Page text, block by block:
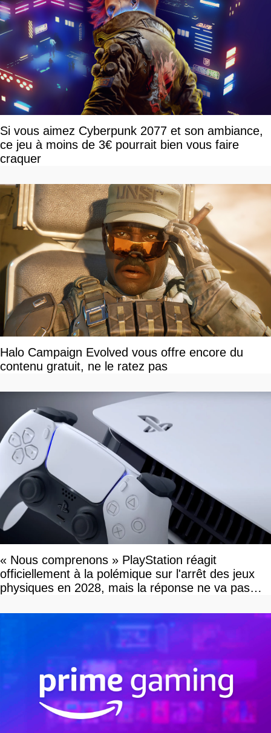
Si vous aimez Cyberpunk 2077 et son ambiance,
ce jeu à moins de 3€ pourrait bien vous faire
craquer
Halo Campaign Evolved vous offre encore du
contenu gratuit, ne le ratez pas
« Nous comprenons » PlayStation réagit
officiellement à la polémique sur l'arrêt des jeux
physiques en 2028, mais la réponse ne va pas